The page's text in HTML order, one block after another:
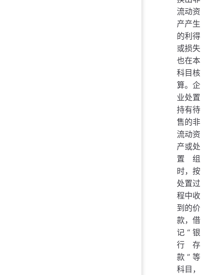
流动资
产产生
的利得
或损失
也在本
科目核
算。企
业处置
持有待
售的非
流动资
产或处
置组
时，按
处置过
程中收
到的价
款，借
记“银
行存
款”等
科目，